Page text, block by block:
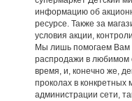
информацию об
ресурсе. Также за
условия акции,
Мы лишь помогаем Вам
распродажи в любимом
время, и, конечно же,
проколах в
администрации сети,